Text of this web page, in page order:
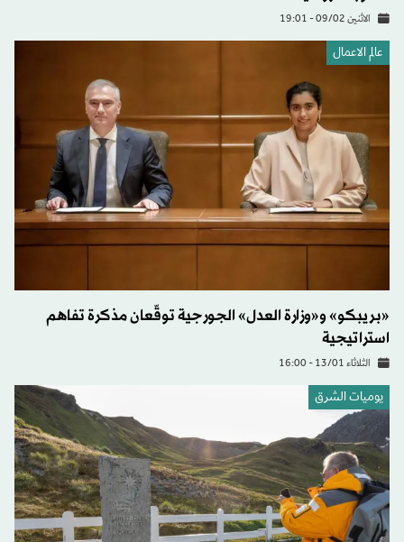
الاثنين 09/02 - 19:01
عالم الاعمال
«بريبكو» و«وزارة العدل» الجورجية توقّعان مذكرة تفاهم
استراتيجية
الثلاثاء 13/01 - 16:00
يوميات الشرق